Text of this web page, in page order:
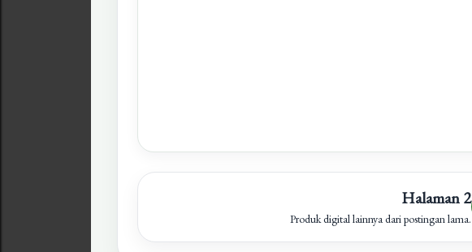
Halaman 2
Produk digital lainnya dari postingan lama.